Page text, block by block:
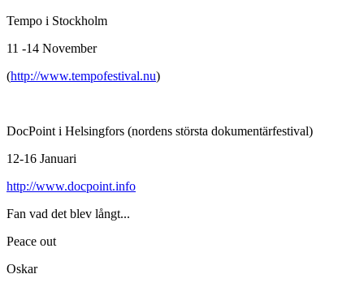
Tempo i Stockholm
11 -14 November
(http://www.tempofestival.nu)
DocPoint i Helsingfors (nordens största dokumentärfestival)
12-16 Januari
http://www.docpoint.info
Fan vad det blev långt...
Peace out
Oskar